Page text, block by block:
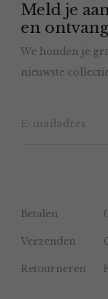
Meld je
en
We houden je
nieuwste
Betalen
Verzenden
Retourneren